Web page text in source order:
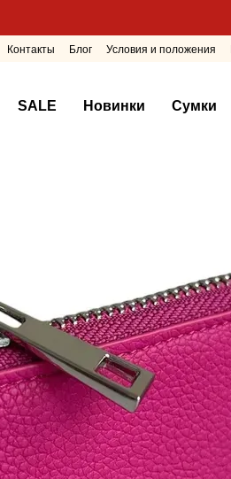
Контакты Блог Условия и положения
SALE Новинки Сумки